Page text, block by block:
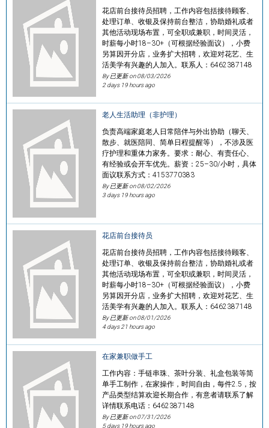
花店前台接待员招聘，工作内容包括接待顾客、
处理订单、收银及保持前台整洁，协助婚礼或者
其他活动现场布置，可全职或兼职，时间灵活，
时薪每小时18–30+（可根据经验面议），小费
另算因开分店，业务扩大招聘，欢迎对花艺、生
活美学有兴趣的人加入。联系人：6462387148
By 已更新 on08/03/2026
2 days 19 hours ago
老人生活助理（非护理）
负责高端家庭老人日常陪伴与外出协助（聊天、
散步、就医陪同、简单日程提醒等），不涉及医
疗护理和重体力家务。要求：耐心、有责任心、
有经验或会开车优先。薪资：25–30/小时，具体
面议联系方式：4153770383
By 已更新 on08/02/2026
3 days 19 hours ago
花店前台接待员
花店前台接待员招聘，工作内容包括接待顾客、
处理订单、收银及保持前台整洁，协助婚礼或者
其他活动现场布置，可全职或兼职，时间灵活，
时薪每小时18–30+（可根据经验面议），小费
另算因开分店，业务扩大招聘，欢迎对花艺、生
活美学有兴趣的人加入。联系人：6462387148
By 已更新 on08/01/2026
4 days 21 hours ago
在家兼职做手工
工作内容：手链串珠、茶叶分装、礼盒包装等简
单手工制作，在家操作，时间自由，每件2.5，按
产品类型结算欢迎长期合作，有意者请联系了解
详情联系电话：6462387148
By 已更新 on07/31/2026
5 days 19 hours ago